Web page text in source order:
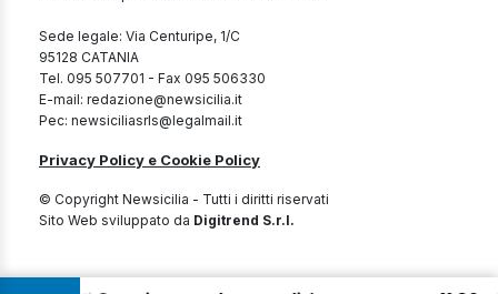
Sede legale: Via Centuripe, 1/C
95128 CATANIA
Tel. 095 507701 - Fax 095 506330
E-mail: redazione@newsicilia.it
Pec: newsiciliasrls@legalmail.it
Privacy Policy e Cookie Policy
© Copyright Newsicilia - Tutti i diritti riservati
Sito Web sviluppato da Digitrend S.r.l.